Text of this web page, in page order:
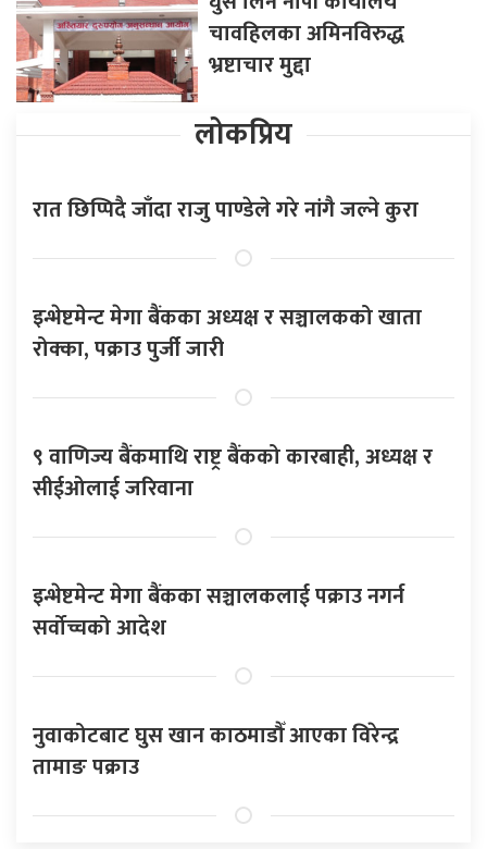
चावहिलका अमिनविरुद्ध
भ्रष्टाचार मुद्दा
लोकप्रिय
रात छिप्पिदै जाँदा राजु पाण्डेले गरे नांगै जल्ने कुरा
इन्भेष्टमेन्ट मेगा बैंकका अध्यक्ष र सञ्चालकको खाता
रोक्का, पक्राउ पुर्जी जारी
९ वाणिज्य बैंकमाथि राष्ट्र बैंकको कारबाही, अध्यक्ष र
सीईओलाई जरिवाना
इन्भेष्टमेन्ट मेगा बैंकका सञ्चालकलाई पक्राउ नगर्न
सर्वोच्चको आदेश
नुवाकोटबाट घुस खान काठमाडौँ आएका विरेन्द्र
तामाङ पक्राउ